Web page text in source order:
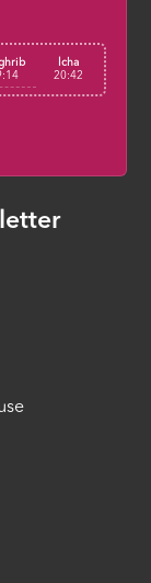
Icha
20:42